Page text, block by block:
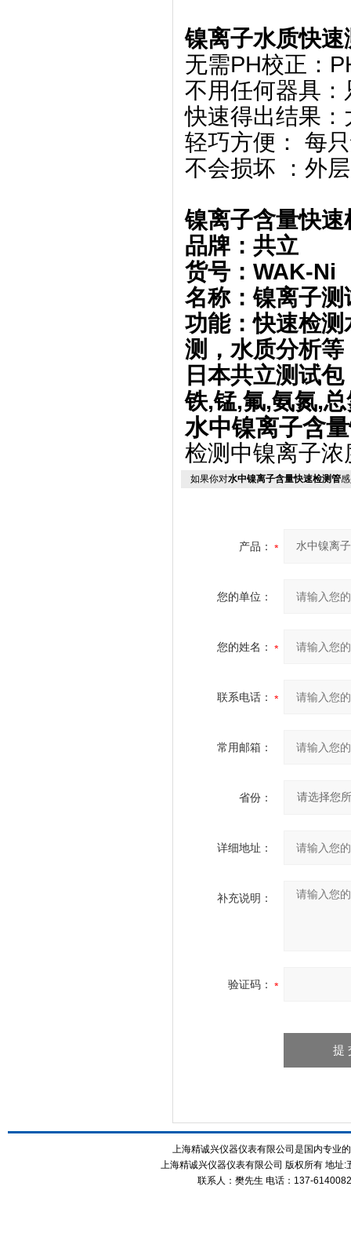
镍离子水质快速
无需PH校正：
不用任何器具
快速得出结果
轻巧方便： 每
不会损坏 ：外
镍离子含量快速
品牌： 共立
货号：WAK-Ni
名称：镍离子测
功能：快速检
测，水质分析等
日本共立测试
铁,锰,氟,氨氮,
水中镍离子含
检测中镍离子浓
如果你对水中镍离子含量快速检测管
产品：
您的单位：
您的姓名：
联系电话：
常用邮箱：
省份：
详细地址：
补充说明：
验证码：
上海精诚兴仪器仪表有限公司是国内专业
上海精诚兴仪器仪表有限公司 版权所有 地
联系人：樊先生 电话：137-